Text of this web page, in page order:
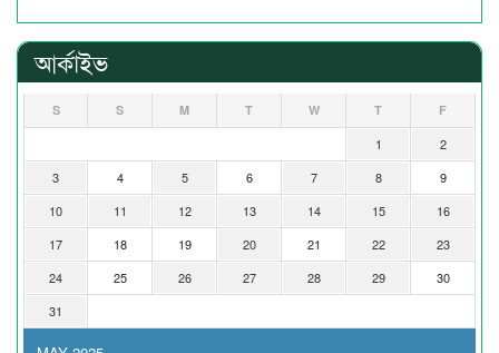
আর্কাইভ
S S M T W T F
1
2
3
4 5 6 7 8
9
10
11 12 13 14 15
16
17
18 19 20 21 22
23
24
25 26 27 28 29
30
31